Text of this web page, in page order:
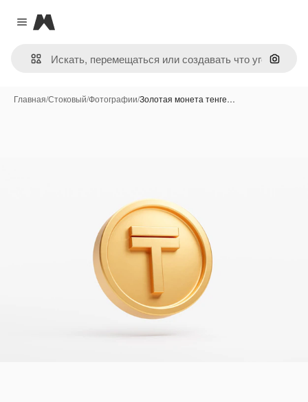
Close menu
Magnific
Поиск
Главная/Стоковый/Фотографии/Золотая монета тенге…